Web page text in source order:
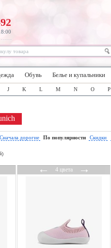
Обувь Белье и купальники
J K L M N O P
Сначала дорогие По популярности Скидки
←4 цвета→